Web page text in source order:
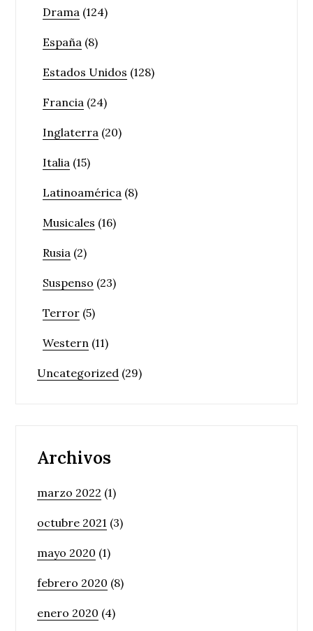
Drama (124)
España (8)
Estados Unidos (128)
Francia (24)
Inglaterra (20)
Italia (15)
Latinoamérica (8)
Musicales (16)
Rusia (2)
Suspenso (23)
Terror (5)
Western (11)
Uncategorized (29)
Archivos
marzo 2022 (1)
octubre 2021 (3)
mayo 2020 (1)
febrero 2020 (8)
enero 2020 (4)